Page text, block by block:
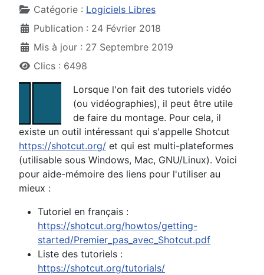
Catégorie : Logiciels Libres
Publication : 24 Février 2018
Mis à jour : 27 Septembre 2019
Clics : 6498
Lorsque l'on fait des tutoriels vidéo
(ou vidéographies), il peut être utile
de faire du montage. Pour cela, il
existe un outil intéressant qui s'appelle Shotcut
https://shotcut.org/ et qui est multi-plateformes
(utilisable sous Windows, Mac, GNU/Linux). Voici
pour aide-mémoire des liens pour l'utiliser au
mieux :
Tutoriel en français :
https://shotcut.org/howtos/getting-
started/Premier_pas_avec_Shotcut.pdf
Liste des tutoriels :
https://shotcut.org/tutorials/